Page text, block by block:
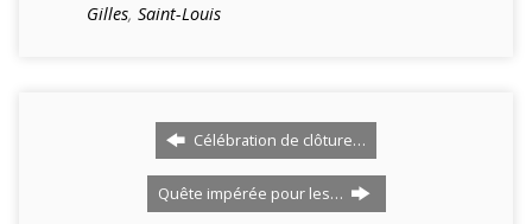
Gilles, Saint-Louis
Célébration de clôture…
Quête impérée pour les…